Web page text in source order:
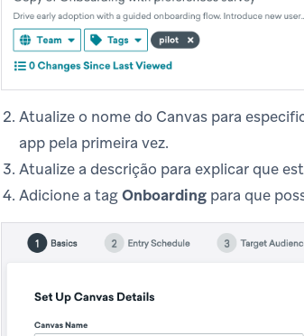
Atualize o nome do Canvas para
app pela primeira vez.
Atualize a descrição para explicar que
Adicione a tagOnboarding para que